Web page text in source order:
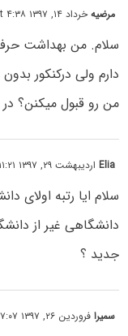
مرضیهخرداد ۱۴, ۱۳۹۷ at ۴:۳۸ ق٫ظ
دارم ولی درکنکور
من رو قبول میکنن؟
Eliaاردیبهشت ۲۹, ۱۳۹۷ at ۱۱:۲۱ ب٫ظ
سلام ایا رتبه اولای
دانشگاهی غیر از
جدید ؟
سمیرافروردین ۲۶, ۱۳۹۷ at ۷:۰۷ ب٫ظ